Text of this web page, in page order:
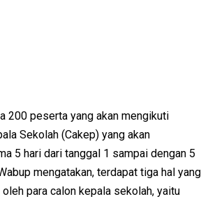
200 peserta yang akan mengikuti
Sekolah (Cakep) yang akan
5 hari dari tanggal 1 sampai dengan 5
mengatakan, terdapat tiga hal yang
para calon kepala sekolah, yaitu